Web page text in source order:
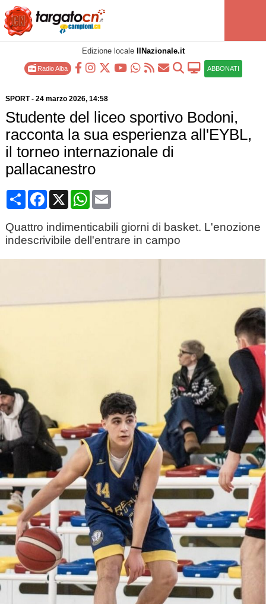
Edizione locale IlNazionale.it
Radio Alba ABBONATI
SPORT- 24 marzo 2026, 14:58
Studente del liceo sportivo Bodoni,
racconta la sua esperienza all'EYBL,
il torneo internazionale di
pallacanestro
CondividiFacebook
X WhatsApp
Email
Quattro indimenticabili giorni di basket. L'enozione
indescrivibile dell'entrare in campo